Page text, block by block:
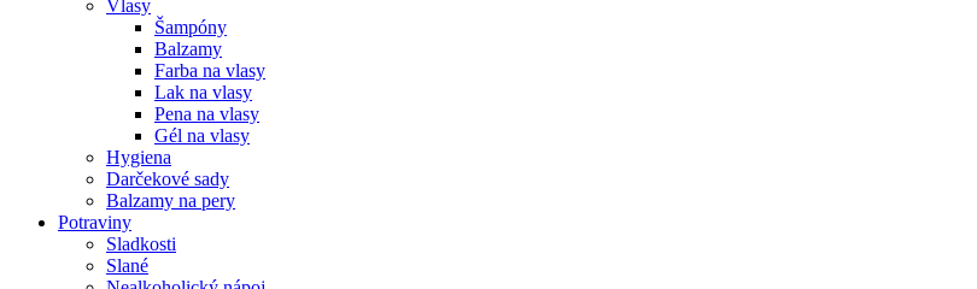
Vlasy
Šampóny
Balzamy
Farba na vlasy
Lak na vlasy
Pena na vlasy
Gél na vlasy
Hygiena
Darčekové sady
Balzamy na pery
Potraviny
Sladkosti
Slané